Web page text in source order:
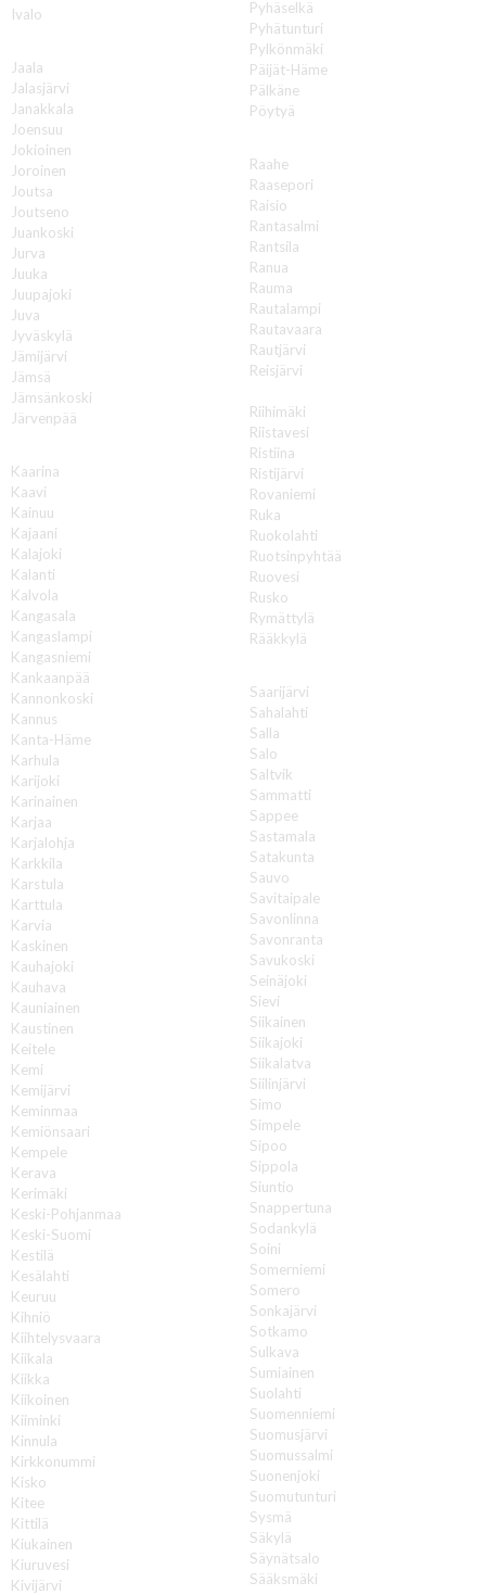
Ivalo
Jaala
Jalasjärvi
Janakkala
Joensuu
Jokioinen
Joroinen
Joutsa
Joutseno
Juankoski
Jurva
Juuka
Juupajoki
Juva
Jyväskylä
Jämijärvi
Jämsä
Jämsänkoski
Järvenpää
Kaarina
Kaavi
Kainuu
Kajaani
Kalajoki
Kalanti
Kalvola
Kangasala
Kangaslampi
Kangasniemi
Kankaanpää
Kannonkoski
Kannus
Kanta-Häme
Karhula
Karijoki
Karinainen
Karjaa
Karjalohja
Karkkila
Karstula
Karttula
Karvia
Kaskinen
Kauhajoki
Kauhava
Kauniainen
Kaustinen
Keitele
Kemi
Kemijärvi
Keminmaa
Kemiönsaari
Kempele
Kerava
Kerimäki
Keski-Pohjanmaa
Keski-Suomi
Kestilä
Kesälahti
Keuruu
Kihniö
Kiihtelysvaara
Kiikala
Kiikka
Kiikoinen
Kiiminki
Kinnula
Kirkkonummi
Kisko
Kitee
Kittilä
Kiukainen
Kiuruvesi
Kivijärvi
Pyhäselkä
Pyhätunturi
Pylkönmäki
Päijät-Häme
Pälkäne
Pöytyä
Raahe
Raasepori
Raisio
Rantasalmi
Rantsila
Ranua
Rauma
Rautalampi
Rautavaara
Rautjärvi
Reisjärvi
Riihimäki
Riistavesi
Ristiina
Ristijärvi
Rovaniemi
Ruka
Ruokolahti
Ruotsinpyhtää
Ruovesi
Rusko
Rymättylä
Rääkkylä
Saarijärvi
Sahalahti
Salla
Salo
Saltvik
Sammatti
Sappee
Sastamala
Satakunta
Sauvo
Savitaipale
Savonlinna
Savonranta
Savukoski
Seinäjoki
Sievi
Siikainen
Siikajoki
Siikalatva
Siilinjärvi
Simo
Simpele
Sipoo
Sippola
Siuntio
Snappertuna
Sodankylä
Soini
Somerniemi
Somero
Sonkajärvi
Sotkamo
Sulkava
Sumiainen
Suolahti
Suomenniemi
Suomusjärvi
Suomussalmi
Suonenjoki
Suomutunturi
Sysmä
Säkylä
Säynätsalo
Sääksmäki